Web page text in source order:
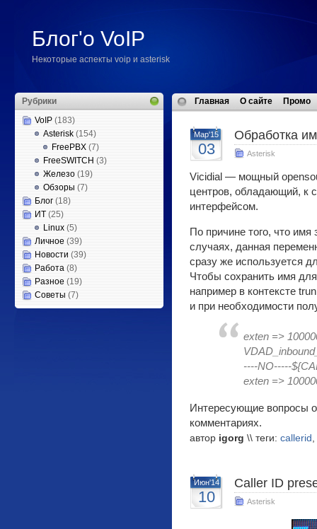
Блог'о VoIP
Некоторые аспекты voip и asterisk
Рубрики
VoIP (183)
Asterisk (154)
FreePBX (7)
FreeSWITCH (3)
Железо (19)
Обзоры (7)
Блог (18)
ИТ (25)
Linux (5)
Личное (39)
Новости (39)
Работа (8)
Разное (19)
Советы (7)
Главная О сайте Промо
Мар'15
03
Обработка
Asterisk
Vicidial — мощный
центров, обладающий, к
интерфейсом.
По причине того, что имя
случаях, данная
сразу же используется
Чтобы сохранить имя
например в контексте
и при необходимости
exten =>
----NO-----
exten =>
Интересующие вопросы
комментариях.
автор igorg \\ теги: callerid ,
Июн'14
10
Caller ID
Asterisk